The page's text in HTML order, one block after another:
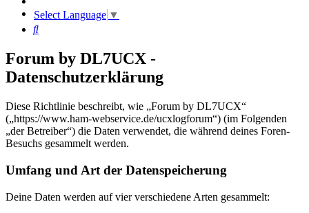
Select Language ▼
Suche
Forum by DL7UCX -
Datenschutzerklärung
Diese Richtlinie beschreibt, wie „Forum by DL7UCX“
(„https://www.ham-webservice.de/ucxlogforum“) (im Folgenden
„der Betreiber“) die Daten verwendet, die während deines Foren-
Besuchs gesammelt werden.
Umfang und Art der Datenspeicherung
Deine Daten werden auf vier verschiedene Arten gesammelt: